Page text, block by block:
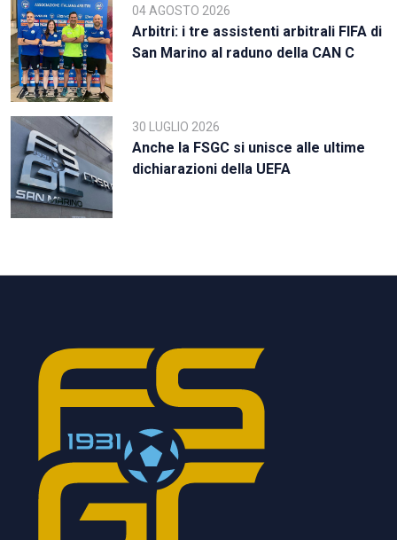
04 AGOSTO 2026
Arbitri: i tre assistenti arbitrali FIFA di
San Marino al raduno della CAN C
30 LUGLIO 2026
Anche la FSGC si unisce alle ultime
dichiarazioni della UEFA